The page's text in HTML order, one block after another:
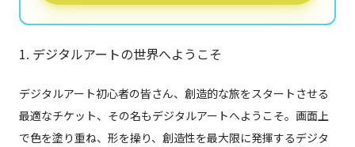
1. デジタルアートの世界へようこそ
デジタルアート初心者の皆さん、創造的な旅をスタートさせる
最適なチケット、その名もデジタルアートへようこそ。画面上
で色を塗り重ね、形を操り、創造性を最大限に発揮するデジタ